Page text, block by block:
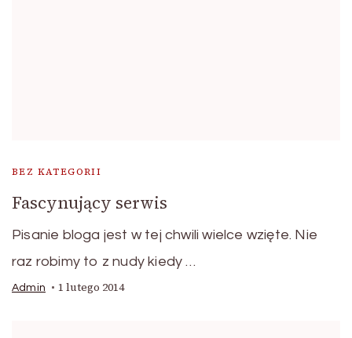
BEZ KATEGORII
Fascynujący serwis
Pisanie bloga jest w tej chwili wielce wzięte. Nie
raz robimy to z nudy kiedy …
Admin 1 lutego 2014